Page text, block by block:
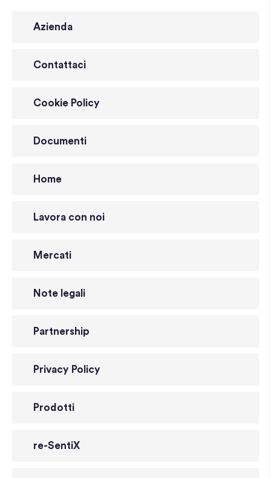
Azienda
Contattaci
Cookie Policy
Documenti
Home
Lavora con noi
Mercati
Note legali
Partnership
Privacy Policy
Prodotti
re-SentiX